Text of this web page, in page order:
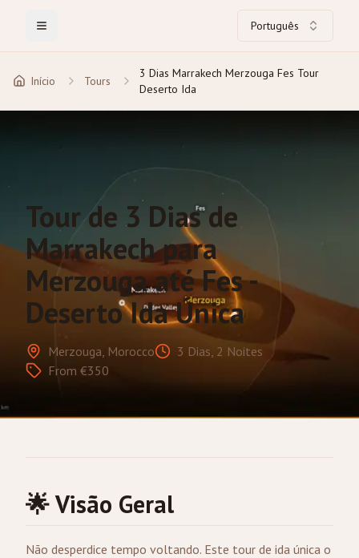
Toggle Menu Português
Início Tours
3 Dias Marrakech Merzouga Fes Tour
Deserto Ida
Tour de 3 Dias de
Marrakech para
Merzouga até Fes -
Deserto Ida Única
Merzouga, Morocco
3 Dias, 2 Noites
From €350
🌟 Visão Geral
Não desperdice tempo voltando. Este tour de ida única o